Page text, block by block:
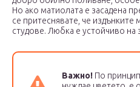
Но ако матиолата е засадена
се притеснявате, че издънките
студове. Любка е устойчиво на
Важно! По